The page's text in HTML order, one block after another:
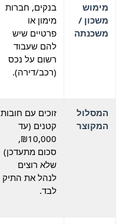
מימוש
משכון /
משכנתה
בנקים, חברות
מימון או
פרטיים שיש
להם שעבוד
רשום על נכס
(רכב/דירה).
המסלול
המקוצר
זוכים עם חובות
קטנים (עד
₪10,000,
סכום מתעדכן)
שלא רוצים
לנהל את התיק
לבד.